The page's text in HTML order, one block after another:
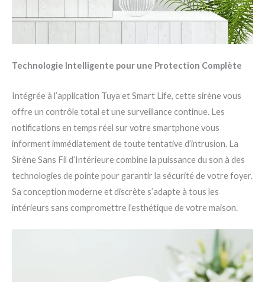
Technologie Intelligente pour une Protection Complète
Intégrée à l’application Tuya et Smart Life, cette sirène vous
offre un contrôle total et une surveillance continue. Les
notifications en temps réel sur votre smartphone vous
informent immédiatement de toute tentative d’intrusion. La
Sirène Sans Fil d’Intérieure combine la puissance du son à des
technologies de pointe pour garantir la sécurité de votre foyer.
Sa conception moderne et discrète s’adapte à tous les
intérieurs sans compromettre l’esthétique de votre maison.